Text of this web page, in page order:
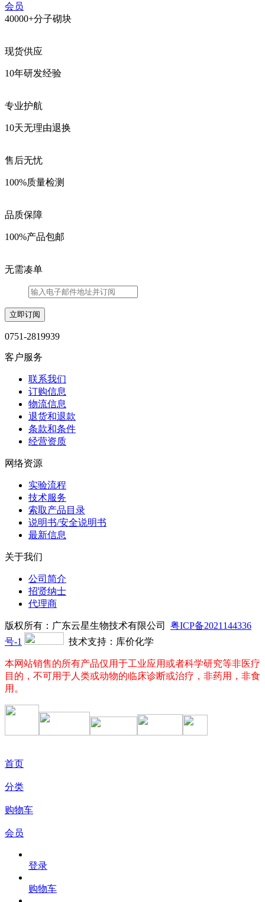
会员
40000+分子砌块
现货供应
10年研发经验
专业护航
10天无理由退换
售后无忧
100%质量检测
品质保障
100%产品包邮
无需凑单
0751-2819939
客户服务
联系我们
订购信息
物流信息
退货和退款
条款和条件
经营资质
网络资源
实验流程
技术服务
索取产品目录
说明书/安全说明书
最新信息
关于我们
公司简介
招贤纳士
代理商
版权所有：广东云星生物技术有限公司 粤ICP备2021144336
号-1
技术支持：库价化学
本网站销售的所有产品仅用于工业应用或者科学研究等非医疗
目的，不可用于人类或动物的临床诊断或治疗，非药用，非食
用。
首页
分类
购物车
会员
登录
购物车